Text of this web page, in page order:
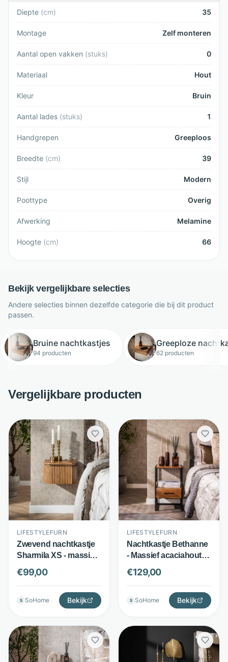
Diepte (cm) 35
Montage Zelf monteren
Aantal open vakken (stuks) 0
Materiaal Hout
Kleur Bruin
Aantal lades (stuks) 1
Handgrepen Greeploos
Breedte (cm) 39
Stijl Modern
Poottype Overig
Afwerking Melamine
Hoogte (cm) 66
Bekijk vergelijkbare selecties
Andere selecties binnen dezelfde categorie die bij dit product
passen.
Bruine nachtkastjes
94 producten
Greeploze
62 producten
Vergelijkbare producten
LIFESTYLEFURN
Zwevend nachtkastje
Sharmila XS - massief
mangohout - met 1
lade en golfpatroon -
zandkleur -
LifestyleFurn
€99,00
S SoHome Bekijk
LIFESTYLEFURN
Nachtkastje Bethanne
- Massief acaciahout -
Lade en open vak -
Naturel - LifestyleFurn
€129,00
S SoHome Bekijk